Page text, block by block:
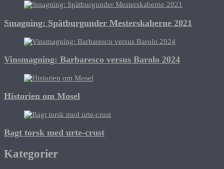
Smagning: Spätburgunder Mesterskaberne 2021
Vinsmagning: Barbaresco versus Barolo 2024
Historien om Mosel
Bagt torsk med urte-crust
Kategorier